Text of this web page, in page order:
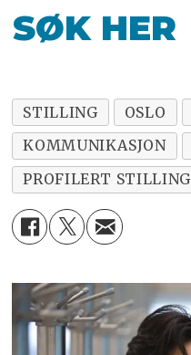
SØK HER
STILLING OSLO
KOMMUNIKASJON
PROFILERT STILLING